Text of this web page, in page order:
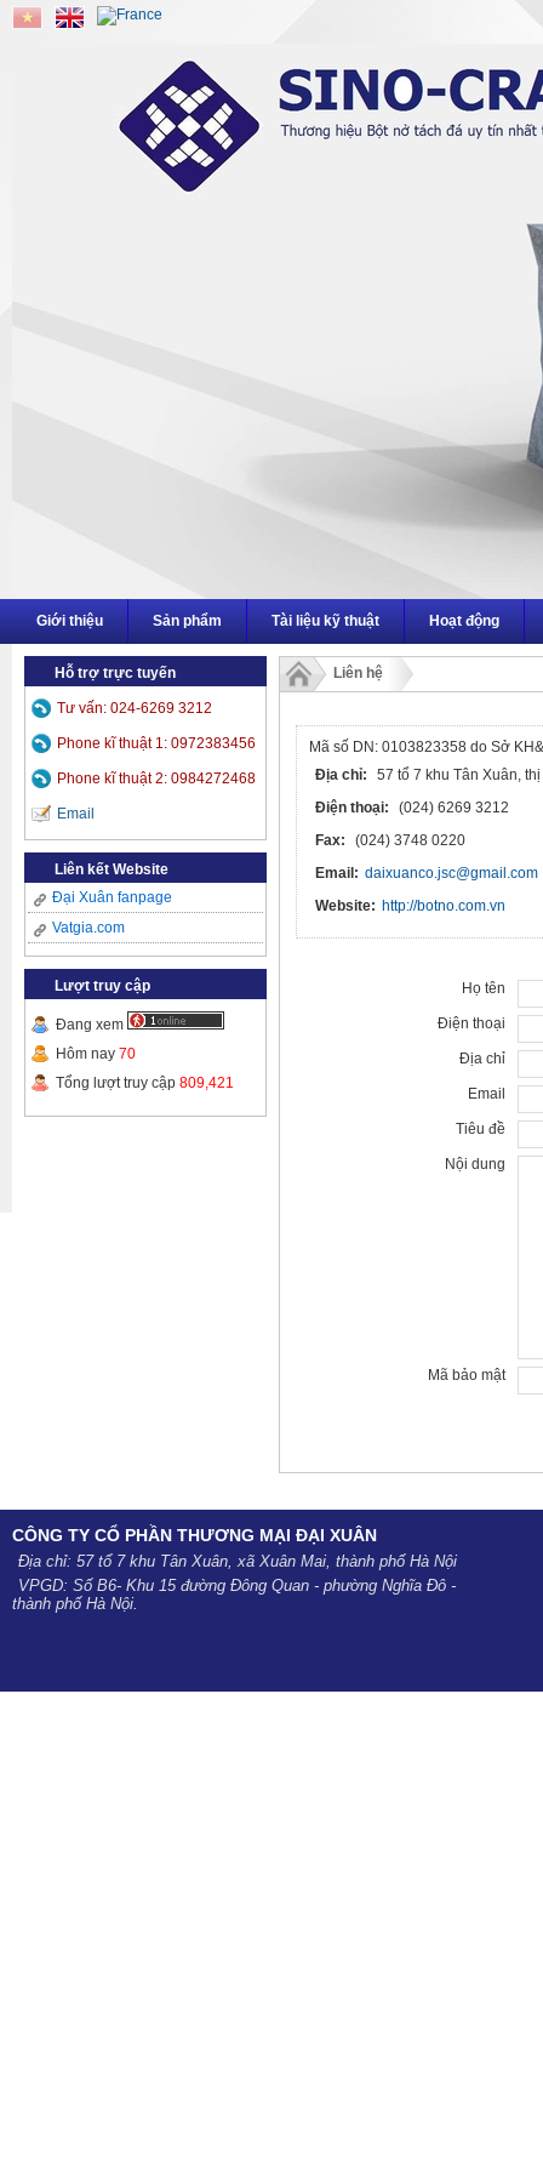
Giới thiệu Sản phẩm Tài liệu kỹ thuật Hoạt động
Hỗ trợ trực tuyến
Tư vấn: 024-6269 3212
Phone kĩ thuật 1: 0972383456
Phone kĩ thuật 2: 0984272468
Email
Liên kết Website
Đại Xuân fanpage
Vatgia.com
Lượt truy cập
Đang xem
Hôm nay 70
Tổng lượt truy cập 809,421
Liên hệ
Mã số DN: 0103823358 do Sở
Địa chỉ:
57 tổ 7 khu Tân Xuân,
Điện thoại:
(024) 6269 3212
Fax:
(024) 3748 0220
Email: daixuanco.jsc@gmail.com
Website: http://botno.com.vn
Họ tên
Điện thoại
Địa chỉ
Email
Tiêu đề
Nội dung
Mã bảo mật
CÔNG TY CỔ PHẦN THƯƠNG MẠI ĐẠI XUÂN
Địa chỉ: 57 tổ 7 khu Tân Xuân, xã Xuân Mai, thành phố Hà Nội
VPGD: Số B6- Khu 15 đường Đông Quan - phường Nghĩa Đô -
thành phố Hà Nội.